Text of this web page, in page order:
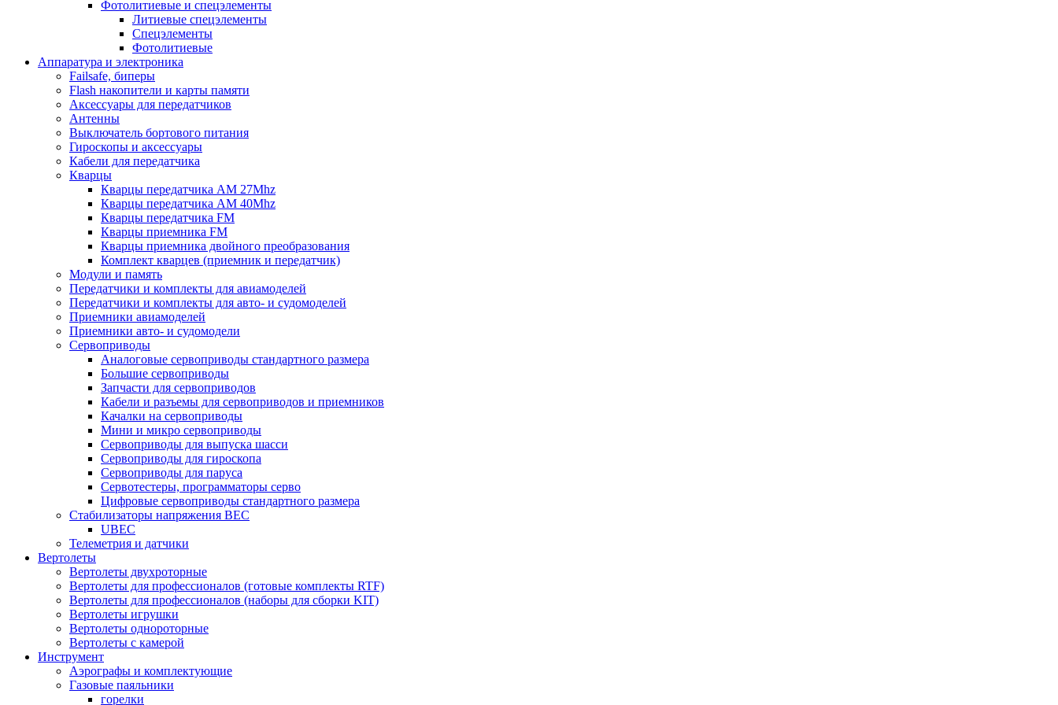
Фотолитиевые и спецэлементы
Литиевые спецэлементы
Спецэлементы
Фотолитиевые
Аппаратура и электроника
Failsafe, биперы
Flash накопители и карты памяти
Аксессуары для передатчиков
Антенны
Выключатель бортового питания
Гироскопы и аксессуары
Кабели для передатчика
Кварцы
Кварцы передатчика AM 27Mhz
Кварцы передатчика AM 40Mhz
Кварцы передатчика FM
Кварцы приемника FM
Кварцы приемника двойного преобразования
Комплект кварцев (приемник и передатчик)
Модули и память
Передатчики и комплекты для авиамоделей
Передатчики и комплекты для авто- и судомоделей
Приемники авиамоделей
Приемники авто- и судомодели
Сервоприводы
Аналоговые сервоприводы стандартного размера
Большие сервоприводы
Запчасти для сервоприводов
Кабели и разъемы для сервоприводов и приемников
Качалки на сервоприводы
Мини и микро сервоприводы
Сервоприводы для выпуска шасси
Сервоприводы для гироскопа
Сервоприводы для паруса
Сервотестеры, программаторы серво
Цифровые сервоприводы стандартного размера
Стабилизаторы напряжения BEC
UBEC
Телеметрия и датчики
Вертолеты
Вертолеты двухроторные
Вертолеты для профессионалов (готовые комплекты RTF)
Вертолеты для профессионалов (наборы для сборки KIT)
Вертолеты игрушки
Вертолеты однороторные
Вертолеты с камерой
Инструмент
Аэрографы и комплектующие
Газовые паяльники
горелки